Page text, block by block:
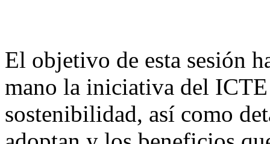
El objetivo de esta sesión
mano la iniciativa del
sostenibilidad, así como